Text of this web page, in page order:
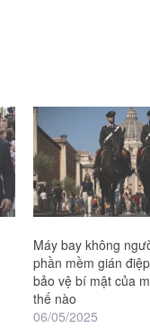
Máy bay không
phần mềm gián
bảo vệ bí mật của
thế nào
06/05/2025